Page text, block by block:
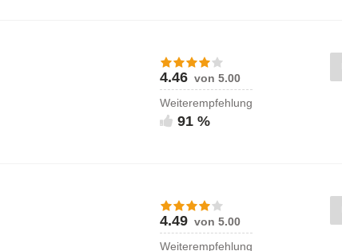
4.46 von 5.00
Weiterempfehlung
91 %
4.49 von 5.00
Weiterempfehlung